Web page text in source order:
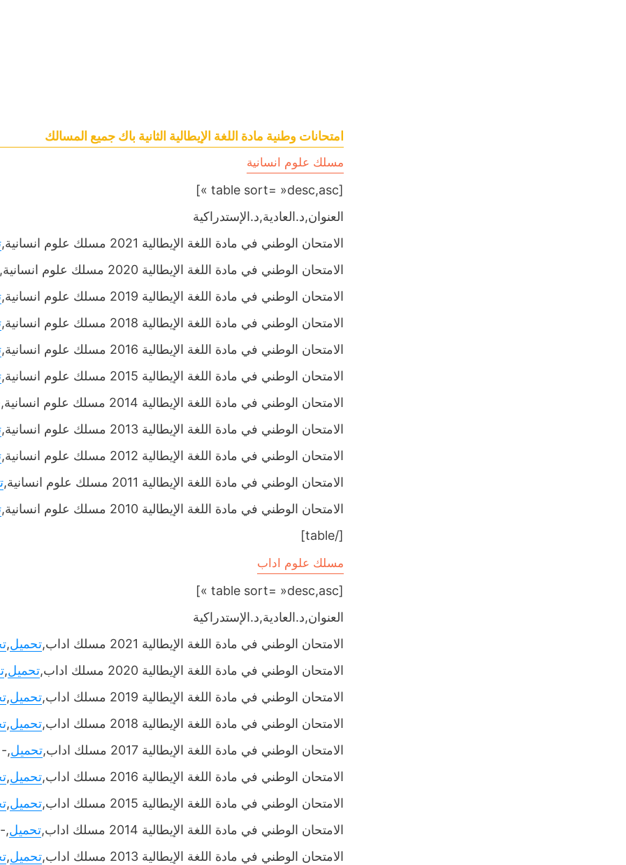
امتحانات وطنية مادة اللغة الإيطالية الثانية باك جميع المسالك
مسلك علوم انسانية
[table sort= »desc,asc »]
العنوان,د.العادية,د.الإستدراكية
الامتحان الوطني في مادة اللغة الإيطالية 2021 مسلك علوم انسانية,
الامتحان الوطني في مادة اللغة الإيطالية 2020 مسلك علوم انسانية,
الامتحان الوطني في مادة اللغة الإيطالية 2019 مسلك علوم انسانية,
الامتحان الوطني في مادة اللغة الإيطالية 2018 مسلك علوم انسانية,
الامتحان الوطني في مادة اللغة الإيطالية 2016 مسلك علوم انسانية,
الامتحان الوطني في مادة اللغة الإيطالية 2015 مسلك علوم انسانية,
الامتحان الوطني في مادة اللغة الإيطالية 2014 مسلك علوم انسانية,-,
الامتحان الوطني في مادة اللغة الإيطالية 2013 مسلك علوم انسانية,
الامتحان الوطني في مادة اللغة الإيطالية 2012 مسلك علوم انسانية,
الامتحان الوطني في مادة اللغة الإيطالية 2011 مسلك علوم انسانية,
الامتحان الوطني في مادة اللغة الإيطالية 2010 مسلك علوم انسانية,
[/table]
مسلك علوم اداب
[table sort= »desc,asc »]
العنوان,د.العادية,د.الإستدراكية
الامتحان الوطني في مادة اللغة الإيطالية 2021 مسلك اداب,
تحميل,
الامتحان الوطني في مادة اللغة الإيطالية 2020 مسلك اداب,
تحميل,
الامتحان الوطني في مادة اللغة الإيطالية 2019 مسلك اداب,
تحميل,
الامتحان الوطني في مادة اللغة الإيطالية 2018 مسلك اداب,
تحميل,
الامتحان الوطني في مادة اللغة الإيطالية 2017 مسلك اداب,
تحميل,-
الامتحان الوطني في مادة اللغة الإيطالية 2016 مسلك اداب,
تحميل,
الامتحان الوطني في مادة اللغة الإيطالية 2015 مسلك اداب,
تحميل,
الامتحان الوطني في مادة اللغة الإيطالية 2014 مسلك اداب,
تحميل,-
الامتحان الوطني في مادة اللغة الإيطالية 2013 مسلك اداب,
تحميل,